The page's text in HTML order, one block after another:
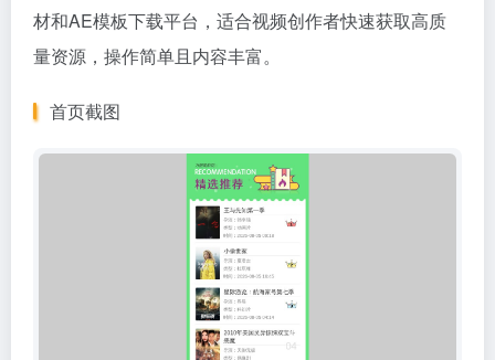
材和AE模板下载平台，适合视频创作者快速获取高质
量资源，操作简单且内容丰富。
首页截图